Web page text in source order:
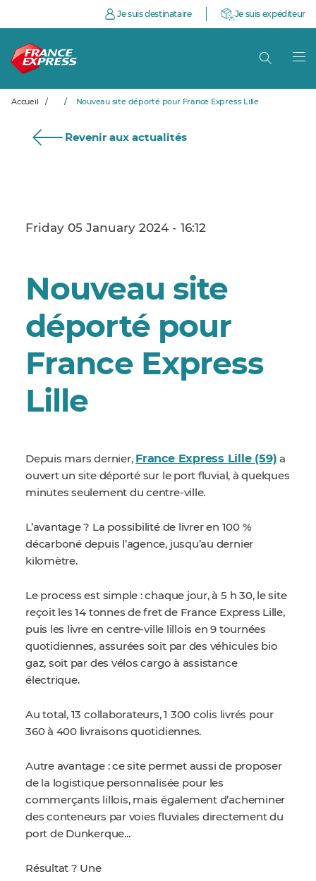
Je suis destinataire Je suis expéditeur
Accueil / / Nouveau site déporté pour France Express Lille
Revenir aux actualités
Friday 05 January 2024 - 16:12
Nouveau site
déporté pour
France Express
Lille
Depuis mars dernier, France Express Lille (59) a
ouvert un site déporté sur le port fluvial, à quelques
minutes seulement du centre-ville.
L’avantage ? La possibilité de livrer en 100 %
décarboné depuis l’agence, jusqu’au dernier
kilomètre.
Le process est simple : chaque jour, à 5 h 30, le site
reçoit les 14 tonnes de fret de France Express Lille,
puis les livre en centre-ville lillois en 9 tournées
quotidiennes, assurées soit par des véhicules bio
gaz, soit par des vélos cargo à assistance
électrique.
Au total, 13 collaborateurs, 1 300 colis livrés pour
360 à 400 livraisons quotidiennes.
Autre avantage : ce site permet aussi de proposer
de la logistique personnalisée pour les
commerçants lillois, mais également d’acheminer
des conteneurs par voies fluviales directement du
port de Dunkerque...
Résultat ? Une